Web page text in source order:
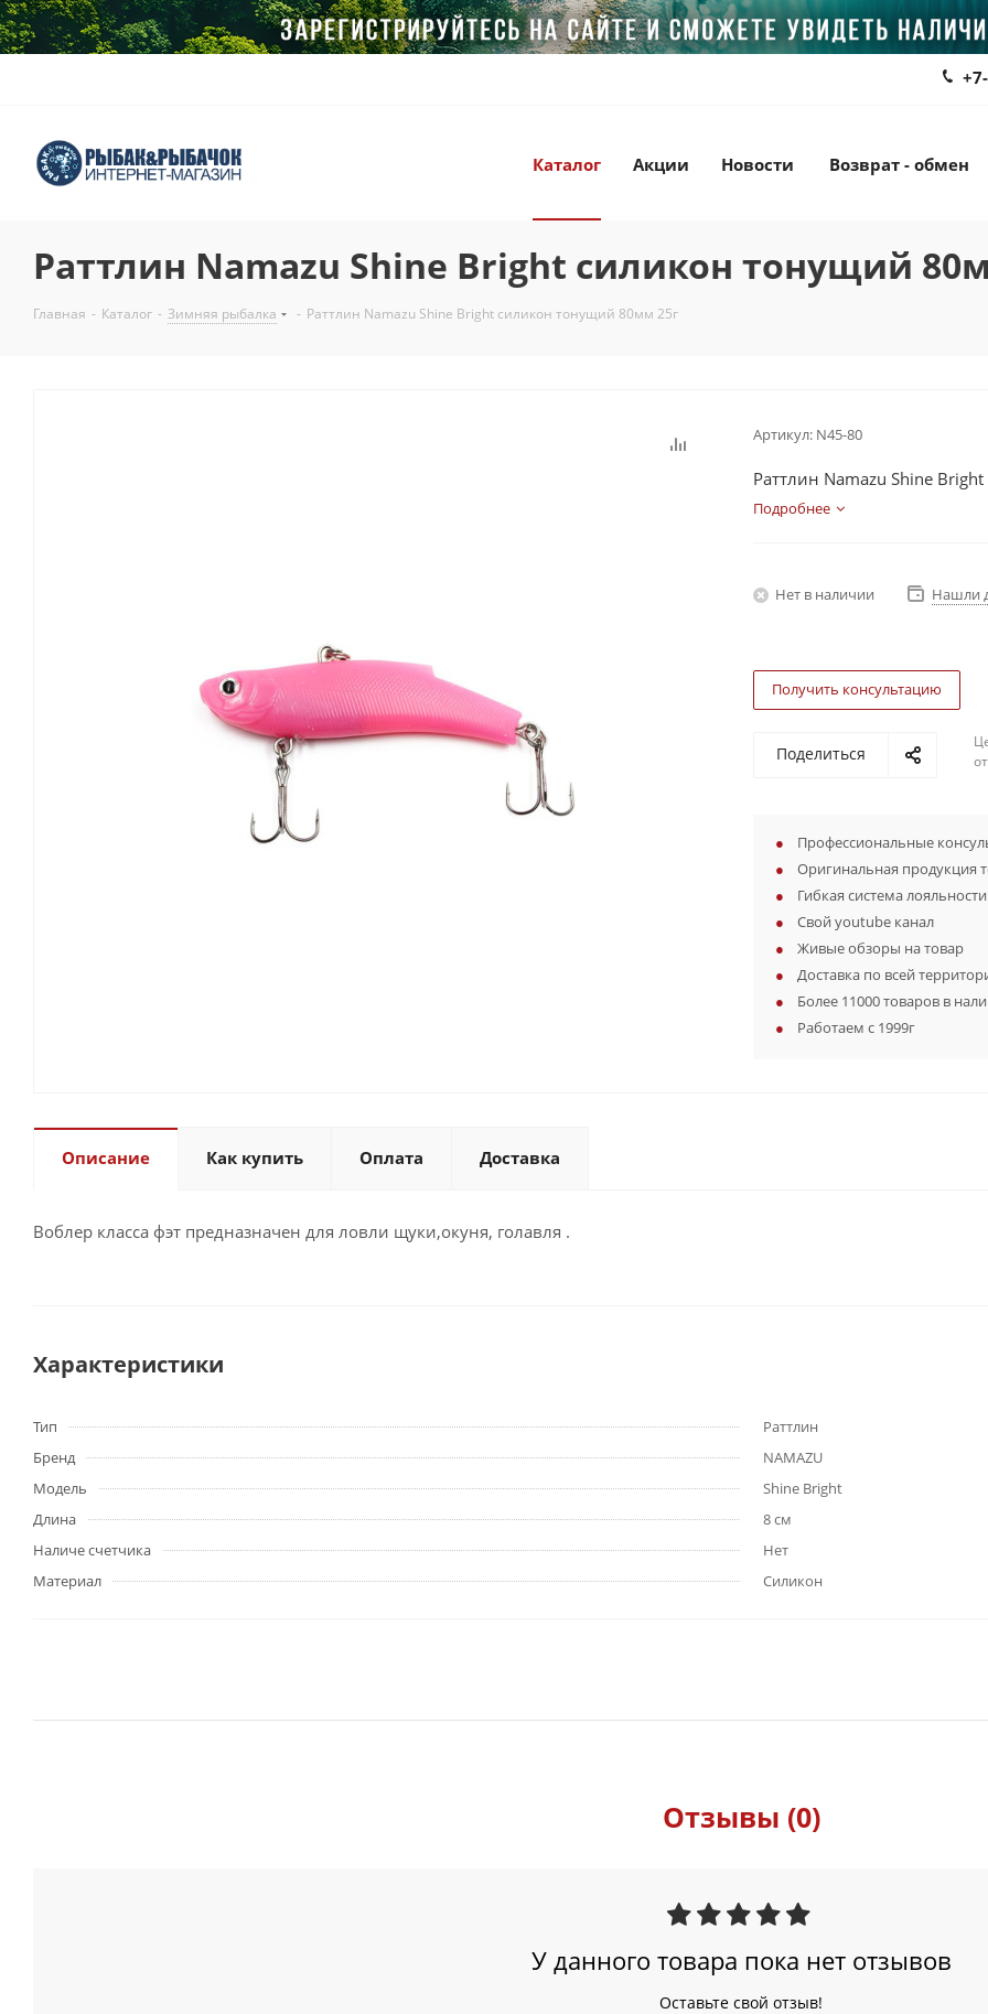
Каталог Акции Новости Возврат - обмен
Раттлин Namazu Shine Bright силикон тонущий
Главная - Каталог - Зимняя рыбалка - Раттлин Namazu Shine Bright силикон тонущий 80мм 25г
Артикул: N45-80
Раттлин Namazu Shine
Подробнее
Нет в наличии Нашли
Получить консультацию
Поделиться
Профессиональные
Оригинальная продукция
Гибкая система лояльности
Свой youtube канал
Живые обзоры на товар
Доставка по всей
Более 11000 товаров в
Работаем с 1999г
Описание Как купить Оплата Доставка
Воблер класса фэт предназначен для ловли щуки,окуня, голавля .
Характеристики
Тип
Раттлин
Бренд
NAMAZU
Модель
Shine Bright
Длина
8 см
Наличе счетчика
Нет
Материал
Силикон
Отзывы (0)
У данного товара пока нет отзывов
Оставьте свой отзыв!